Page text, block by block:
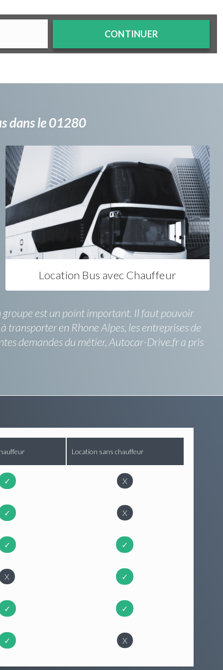
CONTINUER
dans le 01280
Location Bus avec Chauffeur
est un point important. Il faut pouvoir
en Rhone Alpes, les entreprises de
demandes du métier, Autocar-Drive.fr a pris
Location sans chauffeur
✓ X
✓ X
✓ ✓
X ✓
✓ ✓
✓ X